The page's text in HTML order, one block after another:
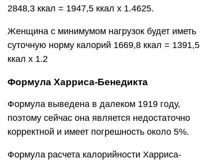
2848,3 ккал = 1947,5 ккал x 1.4625.
Женщина с минимумом нагрузок будет иметь
суточную норму калорий 1669,8 ккал = 1391,5
ккал x 1.2
Формула Харриса-Бенедикта
Формула выведена в далеком 1919 году,
поэтому сейчас она является недостаточно
корректной и имеет погрешность около 5%.
Формула расчета калорийности Харриса-